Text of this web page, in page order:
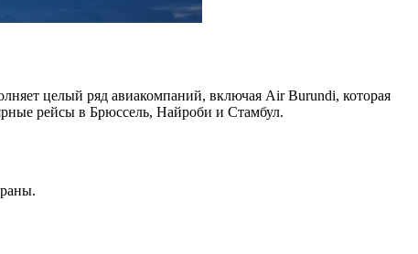
целый ряд авиакомпаний, включая Air Burundi, которая
рейсы в Брюссель, Найроби и Стамбул.